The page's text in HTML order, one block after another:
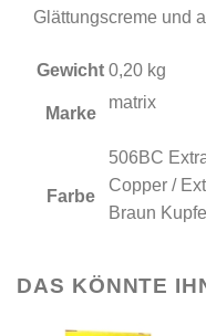
Glättungscreme und
Gewicht 0,20 kg
Marke
matrix
Farbe
506BC
Copper /
Braun
DAS KÖNNTE